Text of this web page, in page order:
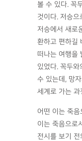
볼 수 있다. 꼭
것이다. 저승
저승에서 새로
환하고 편하길
떠나는 여행을
있었다. 꼭두
수 있는데, 망
세계로 가는 과
어떤 이는 죽
이는 죽음으로
전시를 보기